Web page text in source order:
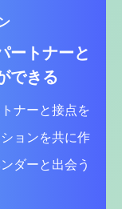
ートナーと
できる
ナーと接点を
ョンを共に作
ダーと出会う